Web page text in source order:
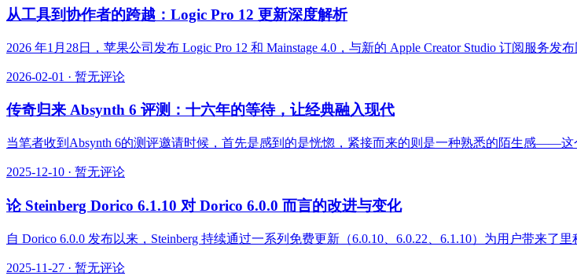
从工具到协作者的跨越：Logic Pro 12 更新深度解析
2026 年1月28日，苹果公司发布 Logic Pro 12 和 Mainstage 4.0，与新的 Apple Creator Studio 订阅服务发
2026-02-01 · 暂无评论
传奇归来 Absynth 6 评测：十六年的等待，让经典融入现代
当笔者收到Absynth 6的测评邀请时候，首先是感到的是恍惚，紧接而来的则是一种熟悉的陌生感——
2025-12-10 · 暂无评论
论 Steinberg Dorico 6.1.10 对 Dorico 6.0.0 而言的改进与变化
自 Dorico 6.0.0 发布以来，Steinberg 持续通过一系列免费更新（6.0.10、6.0.22、6.1.10）为用户带来
2025-11-27 · 暂无评论